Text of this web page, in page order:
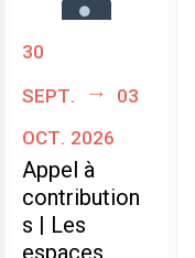
30
sept.
03
oct. 2026
Appel à
contribution
s | Les
espaces